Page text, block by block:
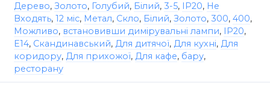
Дерево, Золото, Голубий, Білий, 3-5, IP20, Не
Входять, 12 міс, Метал, Скло, Білий, Золото, 300, 400,
Можливо, встановивши димірувальні лампи, IP20,
E14, Скандинавський, Для дитячої, Для кухні, Для
коридору, Для прихожої, Для кафе, бару,
ресторану